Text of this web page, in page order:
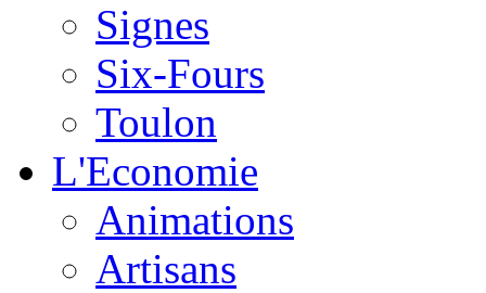
Signes
Six-Fours
Toulon
L'Economie
Animations
Artisans